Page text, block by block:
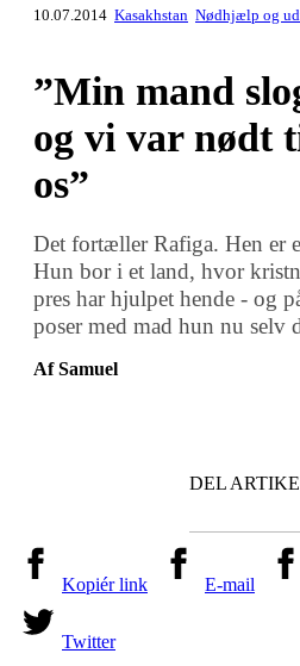
10.07.2014 Kasakhstan Nødhjælp og
”Min mand
og vi var nødt
os”
Det fortæller Rafiga. Hen er
Hun bor i et land, hvor
pres har hjulpet hende - og
poser med mad hun nu selv
Af Samuel
DEL
Kopiér link E-mail
Twitter